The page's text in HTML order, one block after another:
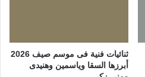
ثنائيات فنية فى موسم صيف 2026
أبرزها السقا وياسمين وهنيدى